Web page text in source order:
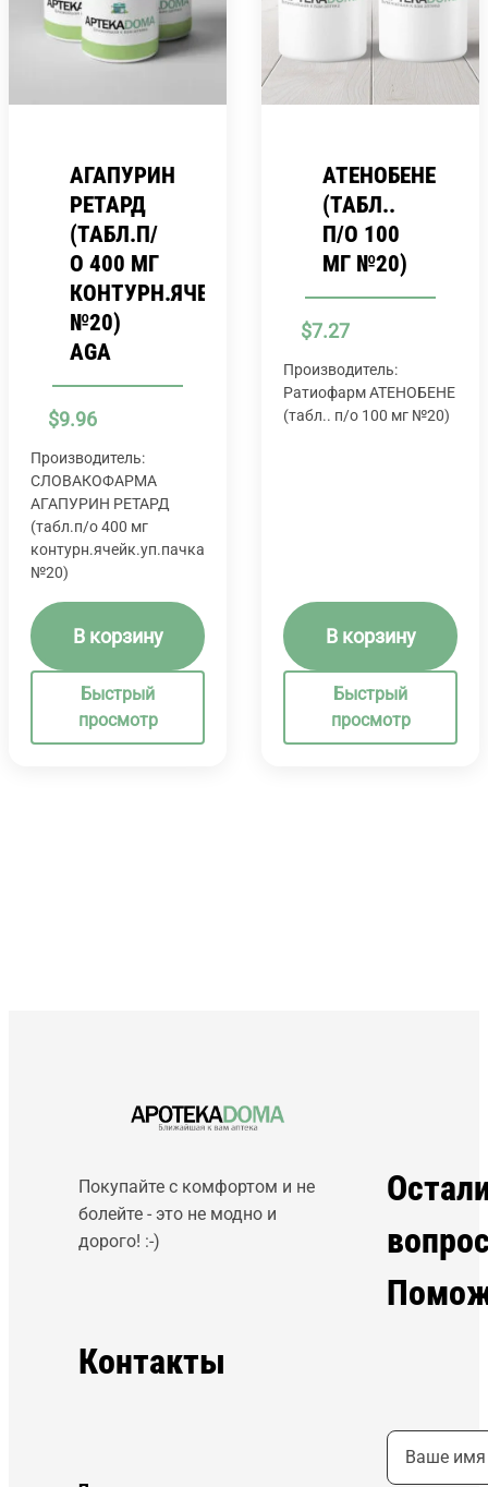
АГАПУРИН
РЕТАРД
(ТАБЛ.П/
О 400 МГ
КОНТУРН.ЯЧЕЙК.УП.ПАЧКА
№20)
AGA
$9.96
Производитель:
СЛОВАКОФАРМА
АГАПУРИН РЕТАРД
(табл.п/о 400 мг
контурн.ячейк.уп.пачка
№20)
В корзину
Быстрый
просмотр
АТЕНОБЕНЕ
(ТАБЛ..
П/О 100
МГ №20)
$7.27
Производитель:
Ратиофарм АТЕНОБЕНЕ
(табл.. п/о 100 мг №20)
В корзину
Быстрый
просмотр
Покупайте с комфортом и не
болейте - это не модно и
дорого! :-)
Контакты